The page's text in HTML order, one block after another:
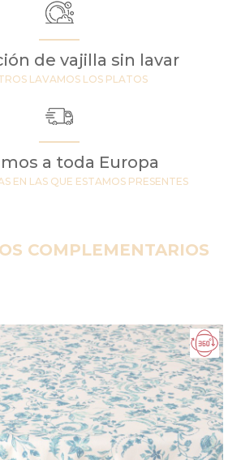
de vajilla sin lavar
LAVAMOS LOS PLATOS
a toda Europa
EN LAS QUE ESTAMOS PRESENTES
COMPLEMENTARIOS